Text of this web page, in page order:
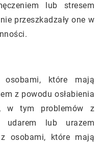
lub stresem
przeszkadzały one w
które mają
z powodu osłabienia
w tym problemów z
udarem lub urazem
osobami, które mają